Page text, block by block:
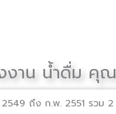
งงาน น้ำดื่ม
. 2549 ถึง ก.พ. 2551 รวม